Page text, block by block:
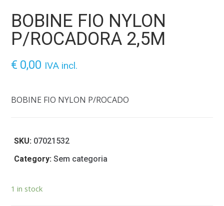
BOBINE FIO NYLON
P/ROCADORA 2,5M
€ 0,00 IVA incl.
BOBINE FIO NYLON P/ROCADO
SKU: 07021532
Category:Sem categoria
1 in stock